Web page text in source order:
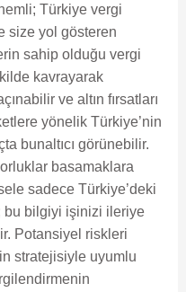
Türkiye vergi
size yol gösteren
sahip olduğu vergi
kavrayarak
ve altın fırsatları
yönelik Türkiye’nin
bunaltıcı görünebilir.
basamaklara
sadece Türkiye’deki
bu bilgiyi işinizi ileriye
Potansiyel riskleri
stratejisiyle uyumlu